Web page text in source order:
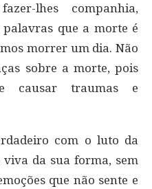
lhes companhia,
que a morte é
morrer um dia. Não
sobre a morte, pois
causar traumas e
com o luto da
da sua forma, sem
que não sente e